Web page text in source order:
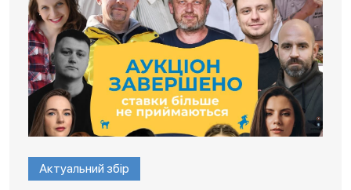
Актуальний збір